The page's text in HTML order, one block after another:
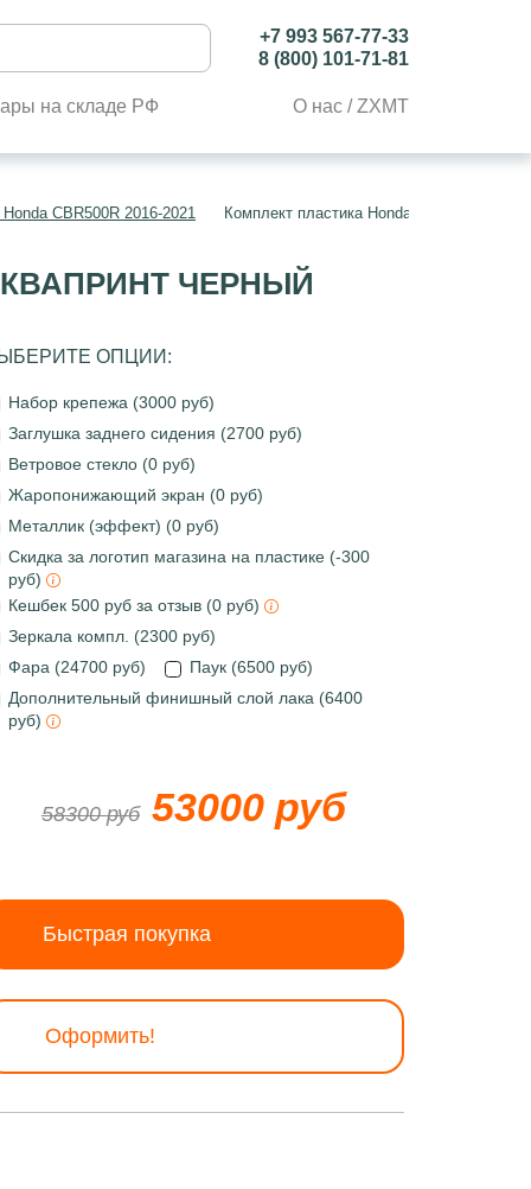
+7 993 567-77-33
8 (800) 101-71-81
на складе РФ О нас / ZXMT
CBR500R 2016-2021 Комплект пластика Honda CBR500R
ЧЕРНЫЙ
ОПЦИИ:
Набор крепежа (3000 руб)
Заглушка заднего сидения (2700 руб)
Ветровое стекло (0 руб)
Жаропонижающий экран (0 руб)
Металлик (эффект) (0 руб)
Скидка за логотип магазина на пластике (-300
руб)
Кешбек 500 руб за отзыв (0 руб)
Зеркала компл. (2300 руб)
Фара (24700 руб)
Паук (6500 руб)
Дополнительный финишный слой лака (6400
руб)
58300 руб 53000 руб
Быстрая покупка
Оформить!